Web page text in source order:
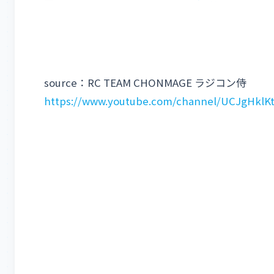
source：RC TEAM CHONMAGE ラジコン侍
https://www.youtube.com/channel/